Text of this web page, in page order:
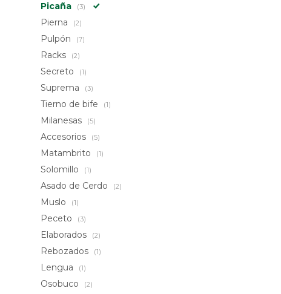
Picaña (3)
Pierna (2)
Pulpón (7)
Racks (2)
Secreto (1)
Suprema (3)
Tierno de bife (1)
Milanesas (5)
Accesorios (5)
Matambrito (1)
Solomillo (1)
Asado de Cerdo (2)
Muslo (1)
Peceto (3)
Elaborados (2)
Rebozados (1)
Lengua (1)
Osobuco (2)